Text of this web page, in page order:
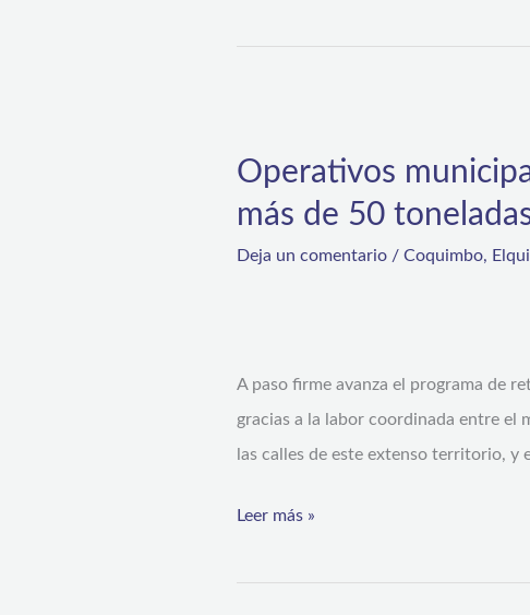
Operativos
más de 50
Deja un comentario / Coquimbo, Elqui
A paso firme avanza el programa de
gracias a la labor coordinada entre el
las calles de este extenso territorio, y
recorren
la
Parte
lograron
retirar
más
50
Leer más »